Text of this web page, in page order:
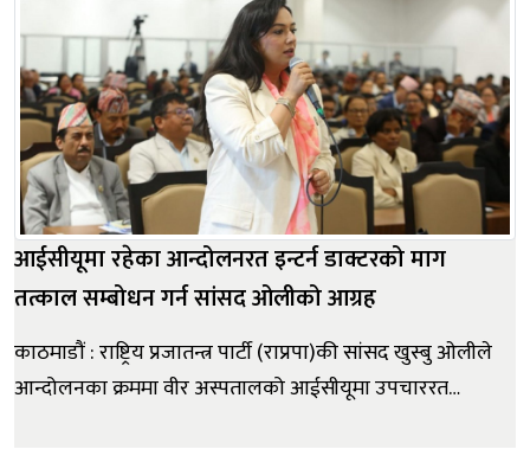
आईसीयूमा रहेका आन्दोलनरत इन्टर्न डाक्टरको माग
तत्काल सम्बोधन गर्न सांसद ओलीको आग्रह
काठमाडौं : राष्ट्रिय प्रजातन्त्र पार्टी (राप्रपा)की सांसद खुस्बु ओलीले
आन्दोलनका क्रममा वीर अस्पतालको आईसीयूमा उपचाररत